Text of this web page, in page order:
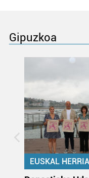
Gipuzkoa
EUSKAL